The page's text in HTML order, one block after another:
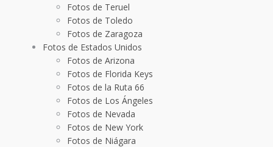
Fotos de Teruel
Fotos de Toledo
Fotos de Zaragoza
Fotos de Estados Unidos
Fotos de Arizona
Fotos de Florida Keys
Fotos de la Ruta 66
Fotos de Los Ángeles
Fotos de Nevada
Fotos de New York
Fotos de Niágara